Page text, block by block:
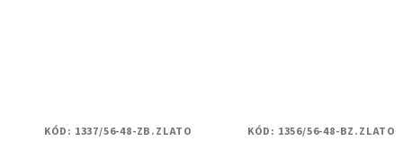
KÓD: 1337/56-48-ZB.ZLATO KÓD: 1356/56-48-BZ.ZLATO